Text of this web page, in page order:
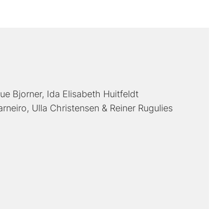
Bjorner Ida Elisabeth Huitfeldt
Ulla Christensen Reiner Rugulies